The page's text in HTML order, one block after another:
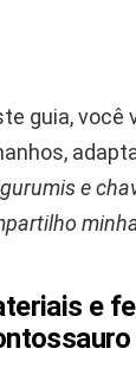
guia, você
e
e